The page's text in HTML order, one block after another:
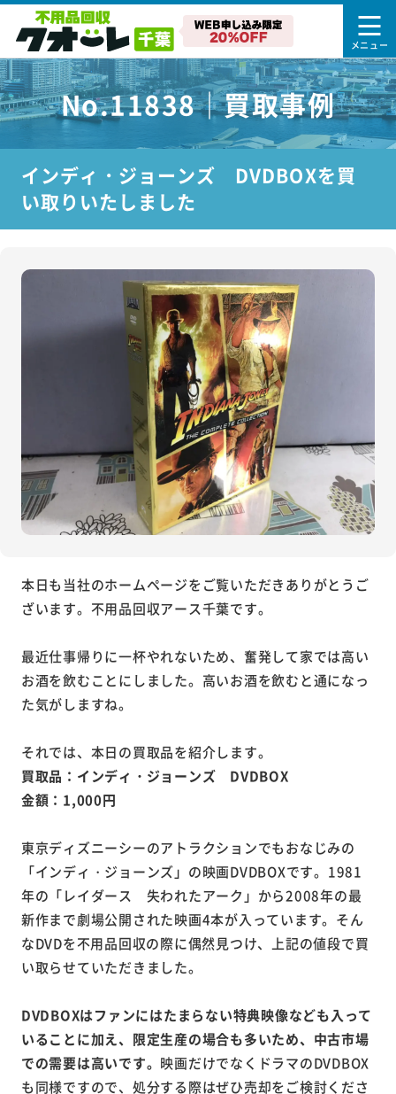
No.11838｜買取事例
インディ・ジョーンズ DVDBOXを買
い取りいたしました
本日も当社のホームページをご覧いただきありがとうご
ざいます。不用品回収アース千葉です。
最近仕事帰りに一杯やれないため、奮発して家では高い
お酒を飲むことにしました。高いお酒を飲むと通になっ
た気がしますね。
それでは、本日の買取品を紹介します。
買取品：インディ・ジョーンズ DVDBOX
金額：1,000円
東京ディズニーシーのアトラクションでもおなじみの
「インディ・ジョーンズ」の映画DVDBOXです。1981
年の「レイダース 失われたアーク」から2008年の最
新作まで劇場公開された映画4本が入っています。そん
なDVDを不用品回収の際に偶然見つけ、上記の値段で買
い取らせていただきました。
DVDBOXはファンにはたまらない特典映像なども入って
いることに加え、限定生産の場合も多いため、中古市場
での需要は高いです。 映画だけでなくドラマのDVDBOX
も同様ですので、処分する際はぜひ売却をご検討くださ